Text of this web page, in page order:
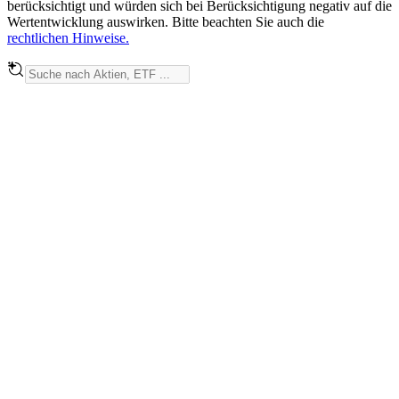
berücksichtigt und würden sich bei Berücksichtigung negativ auf die
Wertentwicklung auswirken. Bitte beachten Sie auch die
rechtlichen Hinweise.